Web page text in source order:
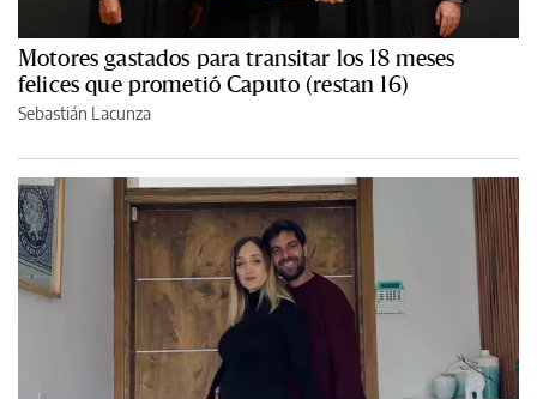
Motores gastados para transitar los 18 meses
felices que prometió Caputo (restan 16)
Sebastián Lacunza